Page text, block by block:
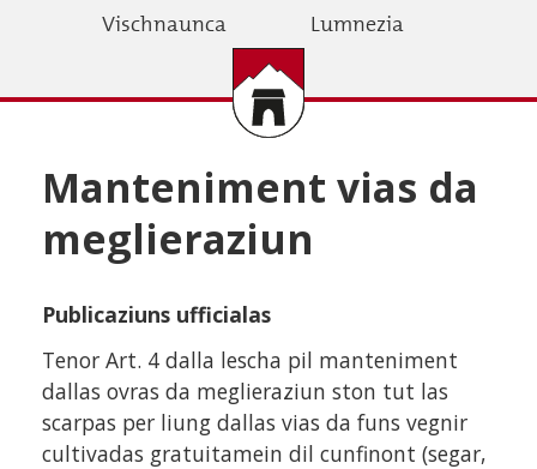
Vischnaunca Lumnezia
Manteniment vias da
meglieraziun
Publicaziuns ufficialas
Tenor Art. 4 dalla lescha pil manteniment
dallas ovras da meglieraziun ston tut las
scarpas per liung dallas vias da funs vegnir
cultivadas gratuitamein dil cunfinont (segar,